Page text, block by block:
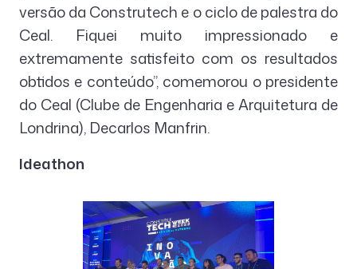
versão da Construtech e o ciclo de palestra do
Ceal. Fiquei muito impressionado e
extremamente satisfeito com os resultados
obtidos e conteúdo”, comemorou o presidente
do Ceal (Clube de Engenharia e Arquitetura de
Londrina), Decarlos Manfrin.
Ideathon